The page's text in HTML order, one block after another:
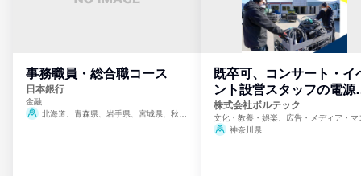
事務職員・総合職コース
日本銀行
金融
北海道、青森県、岩手県、宮城県、秋田
既卒可、コンサート・イ
ント設営スタッフの電源
門
株式会社ボルテック
文化・教養・娯楽、広告・メディア・マ
ミ、電力・ガス・水道・エネルギー
神奈川県